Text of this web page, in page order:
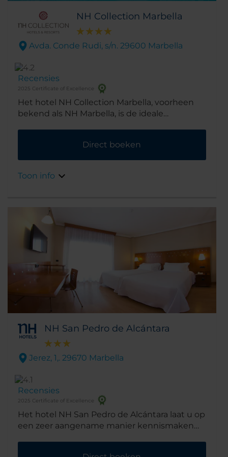
NH Collection Marbella
Avda. Conde Rudi, s/n. 29600 Marbella
Recensies
2025 Certificate of Excellence
Het hotel NH Collection Marbella, voorheen
bekend als NH Marbella, is de ideale
Marbella. Het ligt aan de 'Gouden Mijl',
halverwege het stadscentrum en de
voor zakenreizigers. In minder dan tien
minuten lopen.
Direct boeken
Toon info
NH San Pedro de Alcántara
Jerez, 1,. 29670 Marbella
Recensies
2025 Certificate of Excellence
Het hotel NH San Pedro de Alcántara laat u op
een zeer aangename manier kennismaken